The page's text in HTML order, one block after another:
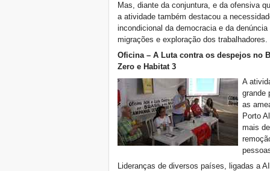
Mas, diante da conjuntura, e da ofensiva
a atividade também destacou a
incondicional da democracia e da
migrações e exploração dos trabalhadores.
Oficina – A Luta contra os despejos no
Zero e Habitat 3
A
grande
as
Porto
mais
Lideranças de diversos países, ligadas a